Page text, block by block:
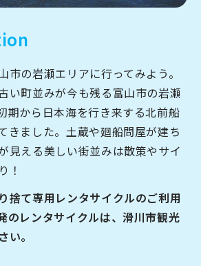
りかわ
"名鑑
ット
ートナー
いて
市の岩瀬エリアに行ってみよう。
い町並みが今も残る富山市の岩瀬
期から日本海を行き来する北前船
きました。土蔵や廻船問屋が建ち
見える美しい街並みは散策やサイ
！
捨て専用レンタサイクルのご利用
のレンタサイクルは、滑川市観光
い。